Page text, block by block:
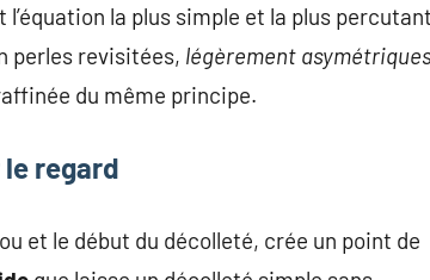
la plus simple et la plus
perles revisitées, légèrement
du même principe.
regard
et le début du décolleté, crée un point de